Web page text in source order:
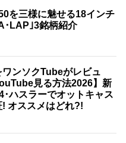
を三様に魅せる18インチ
･LAP｣3銘柄紹介
ワンソクTubeがレビュ
見る方法2026】新
ハスラーでオットキャス
! オススメはどれ?!